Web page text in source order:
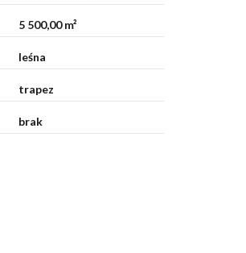
5 500,00 m²
leśna
trapez
brak